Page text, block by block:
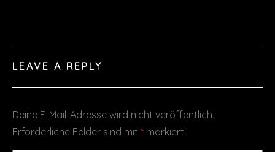
LEAVE A REPLY
Deine E-Mail-Adresse wird nicht veröffentlicht.
Erforderliche Felder sind mit * markiert